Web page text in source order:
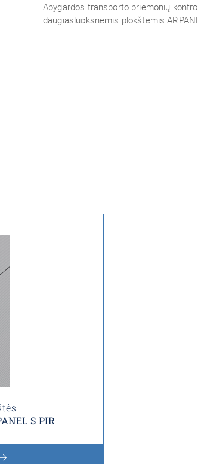
Apygardos transporto priemonių
daugiasluoksnėmis plokštėmis
S PIR